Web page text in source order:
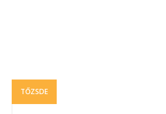
TŐZSDE